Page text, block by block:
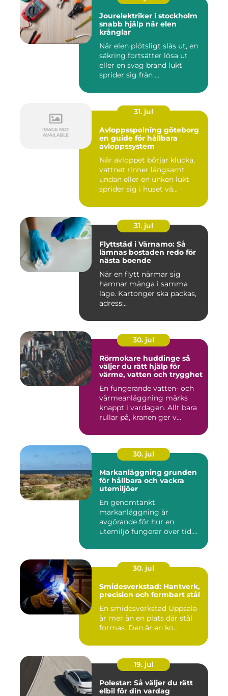
Jourelektriker i stockholm
snabb hjälp när elen
krånglar
När elen plötsligt slås ut, en
säkring fortsätter lösa ut
eller en svag bränd lukt
sprider sig från ...
31. jul
Avloppsspolning göteborg
en guide för hållbara
avloppssystem
När avloppet börjar klucka,
vattnet rinner långsamt
undan eller en unken lukt
sprider sig i huset vä...
31. jul
Flyttstäd i Värnamo: Så
lämnas bostaden redo för
nästa boende
När en flytt närmar sig
hamnar många i samma
läge. Kartonger ska packas,
adress...
30. jul
Rörmokare huddinge så
väljer du rätt hjälp för
värme, vatten och trygghet
En fungerande vatten- och
värmeanläggning märks
knappt i vardagen. Allt bara
rullar på, kranen ger v...
30. jul
Markanläggning grunden
för hållbara och vackra
utemiljöer
En genomtänkt
markanläggning är
avgörande för hur en
utemiljö fungerar över tid.
30. jul
Smidesverkstad: Hantverk,
precision och formbart stål
En smidesverkstad Uppsala
är mer än en plats där stål
formas. Den är en ko...
19. jul
Polestar: Så väljer du rätt
elbil för din vardag